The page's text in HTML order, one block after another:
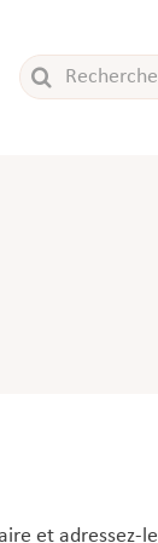
Rechercher:
et adressez-le